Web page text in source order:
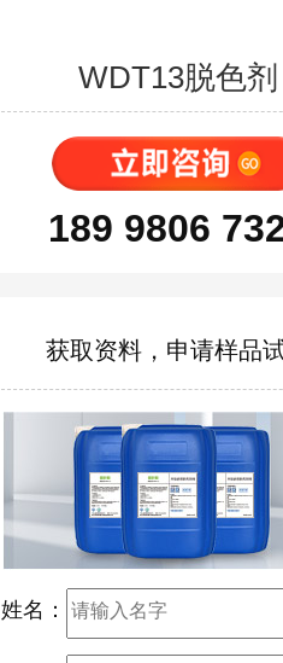
WDT13脱色剂
189 9806
获取资料，申请样品
姓名：